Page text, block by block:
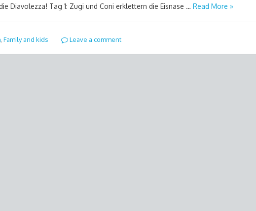
Diavolezza! Tag 1: Zugi und Coni erklettern die Eisnase … Read More »
, Family and kids Leave a comment